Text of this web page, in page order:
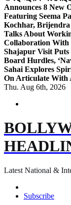
Announces 8 New
Featuring Seema
Kochhar,
Talks About
Collaboration With
Shajapur Visit
Board Hurdles,
Sahai Explores
On Articulate With
Thu. Aug 6th, 2026
Latest National &
Subscribe